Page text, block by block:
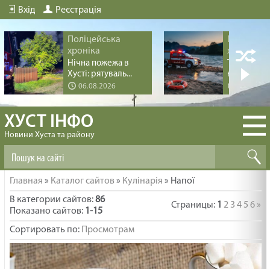
Вхід Реєстрація
Поліцейська
хроніка
Нічна пожежа в
Хусті: рятуваль...
06.08.2026
хроніка
Трагедія
купання
ХУСТ ІНФО
Новини Хуста та району
Главная » Каталог сайтов» Кулінарія » Напої
В категории сайтов:86
Показано сайтов: 1-15
Страницы: 1 2 3 4 5 6 »
Сортировать по: Просмотрам